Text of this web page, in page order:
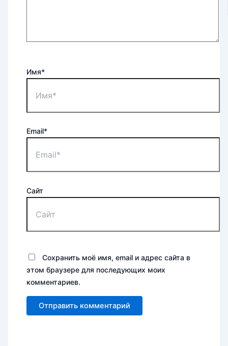
Имя*
Email*
Сайт
Сохранить моё имя, email и адрес сайта в
этом браузере для последующих моих
комментариев.